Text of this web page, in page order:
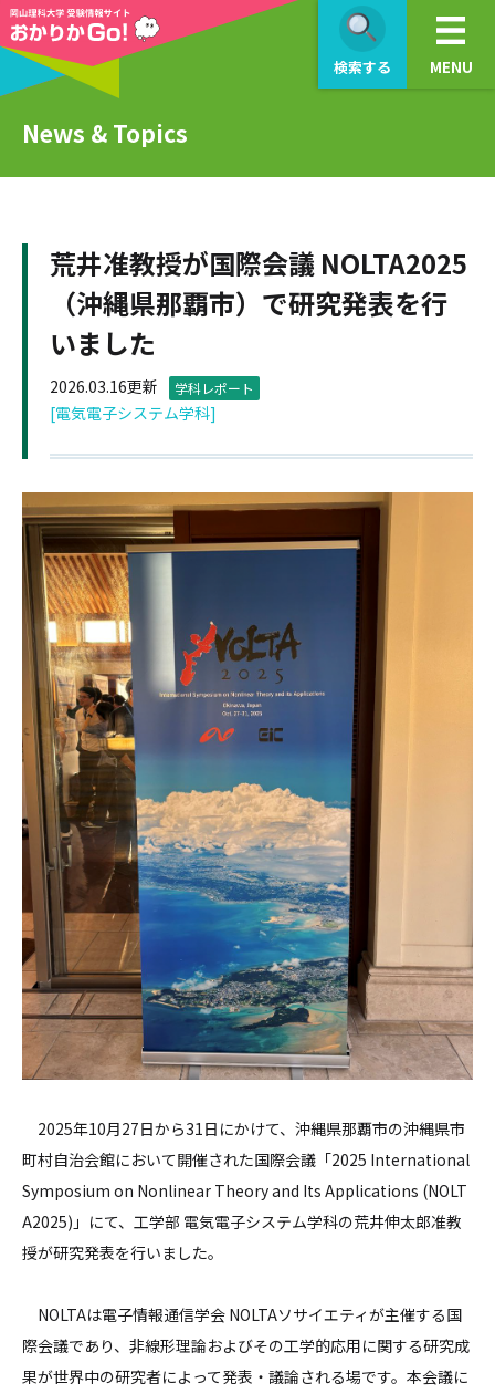
検索する MENU
News & Topics
荒井准教授が国際会議 NOLTA2025
（沖縄県那覇市）で研究発表を行
いました
2026.03.16更新 学科レポート
[電気電子システム学科]
2025年10月27日から31日にかけて、沖縄県那覇市の沖縄県市
町村自治会館において開催された国際会議「2025 International
Symposium on Nonlinear Theory and Its Applications (NOLT
A2025)」にて、工学部 電気電子システム学科の荒井伸太郎准教
授が研究発表を行いました。
NOLTAは電子情報通信学会 NOLTAソサイエティが主催する国
際会議であり、非線形理論およびその工学的応用に関する研究成
果が世界中の研究者によって発表・議論される場です。本会議に